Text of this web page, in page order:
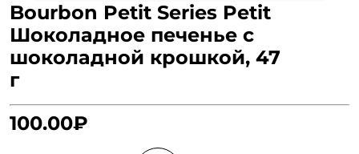
Bourbon Petit Series Petit
Шоколадное печенье с
шоколадной крошкой, 47
г
100.00₽